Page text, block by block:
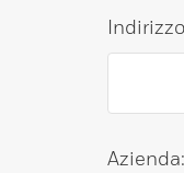
Azienda: